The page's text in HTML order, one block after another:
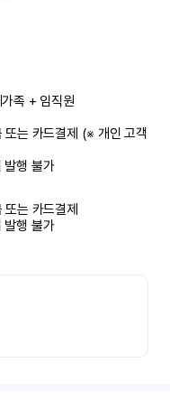
족 + 임직원
또는 카드결제 (※ 개인 고객
발행 불가
는 카드결제
발행 불가